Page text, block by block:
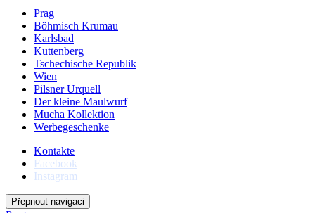
Prag
Böhmisch Krumau
Karlsbad
Kuttenberg
Tschechische Republik
Wien
Pilsner Urquell
Der kleine Maulwurf
Mucha Kollektion
Werbegeschenke
Kontakte
Facebook
Instagram
Přepnout navigaci